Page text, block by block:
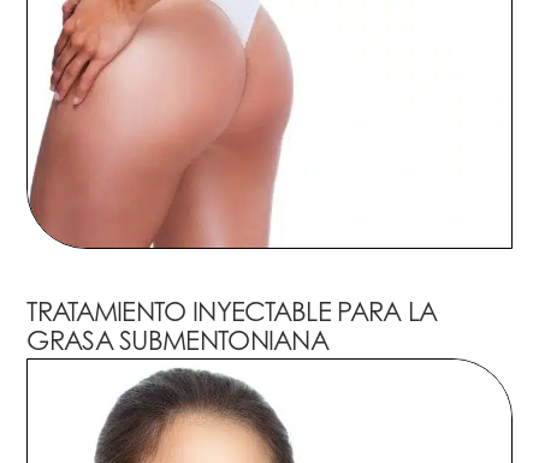
TRATAMIENTO INYECTABLE PARA LA
GRASA SUBMENTONIANA